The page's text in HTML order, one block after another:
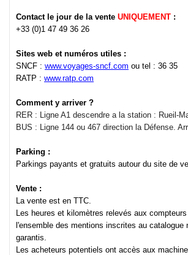
Contact le jour de la vente UNIQUEMENT :
+33 (0)1 47 49 36 26
Sites web et numéros utiles :
SNCF : www.voyages-sncf.com ou tel : 36 35
RATP : www.ratp.com
Comment y arriver ?
RER : Ligne A1 descendre a la station : Rueil-
BUS : Ligne 144 ou 467 direction la Défense.
Parking :
Parkings payants et gratuits autour du site de
Vente :
La vente est en TTC.
Les heures et kilomètres relevés aux
l'ensemble des mentions inscrites au catalogue
garantis.
Les acheteurs potentiels ont accès aux